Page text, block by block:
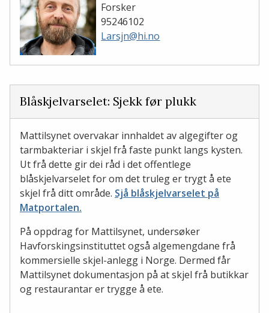
Forsker
95246102
Larsjn@hi.no
Blåskjelvarselet: Sjekk før plukk
Mattilsynet overvakar innhaldet av algegifter og
tarmbakteriar i skjel frå faste punkt langs kysten.
Ut frå dette gir dei råd i det offentlege
blåskjelvarselet for om det truleg er trygt å ete
skjel frå ditt område. Sjå blåskjelvarselet på
Matportalen.
På oppdrag for Mattilsynet, undersøker
Havforskingsinstituttet også algemengdane frå
kommersielle skjel-anlegg i Norge. Dermed får
Mattilsynet dokumentasjon på at skjel frå butikkar
og restaurantar er trygge å ete.